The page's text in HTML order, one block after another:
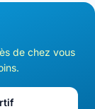
de chez vous